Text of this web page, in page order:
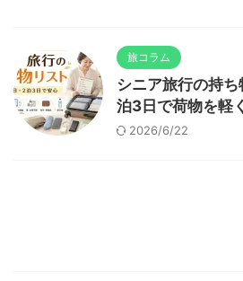
旅コラム
シニア旅行の持
泊3日で荷物を軽
2026/6/22